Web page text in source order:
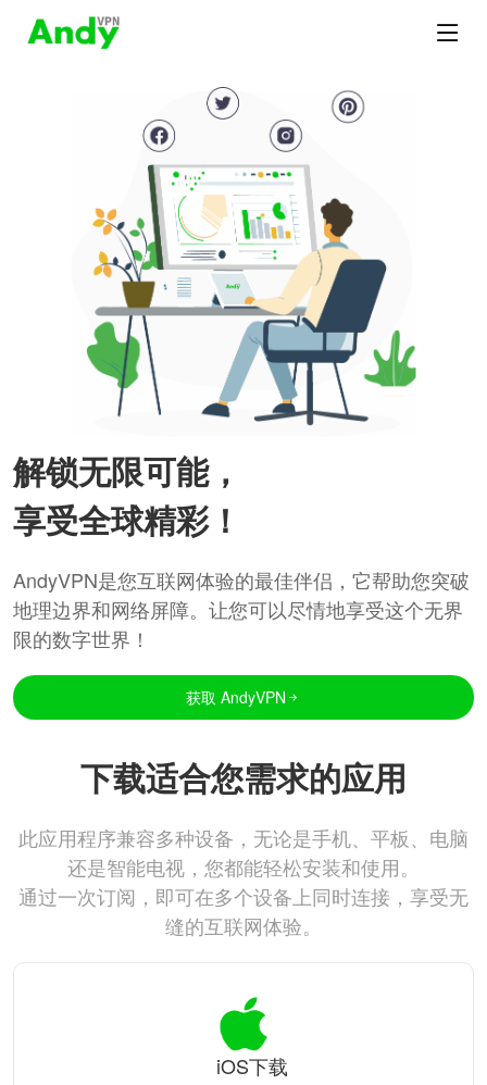
解锁无限可能，
享受全球精彩！
AndyVPN是您互联网体验的最佳伴侣，它帮助您突破
地理边界和网络屏障。让您可以尽情地享受这个无界
限的数字世界！
获取 AndyVPN
下载适合您需求的应用
此应用程序兼容多种设备，无论是手机、平板、电脑
还是智能电视，您都能轻松安装和使用。
通过一次订阅，即可在多个设备上同时连接，享受无
缝的互联网体验。
iOS下载